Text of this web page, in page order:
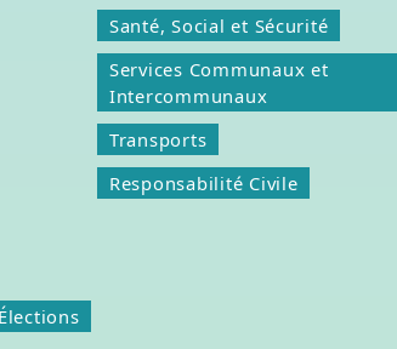
Santé, Social et Sécurité
Services Communaux et
Intercommunaux
Transports
Responsabilité Civile
Élections